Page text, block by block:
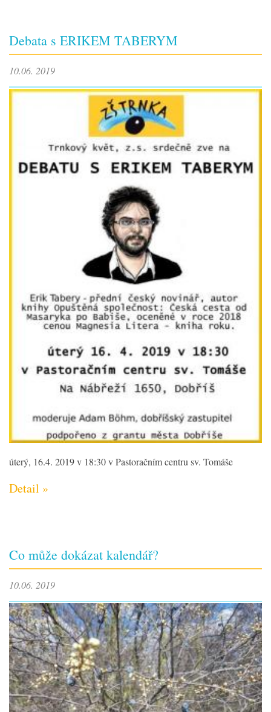
Debata s ERIKEM TABERYM
10.06. 2019
úterý, 16.4. 2019 v 18:30 v Pastoračním centru sv. Tomáše
Detail »
Co může dokázat kalendář?
10.06. 2019